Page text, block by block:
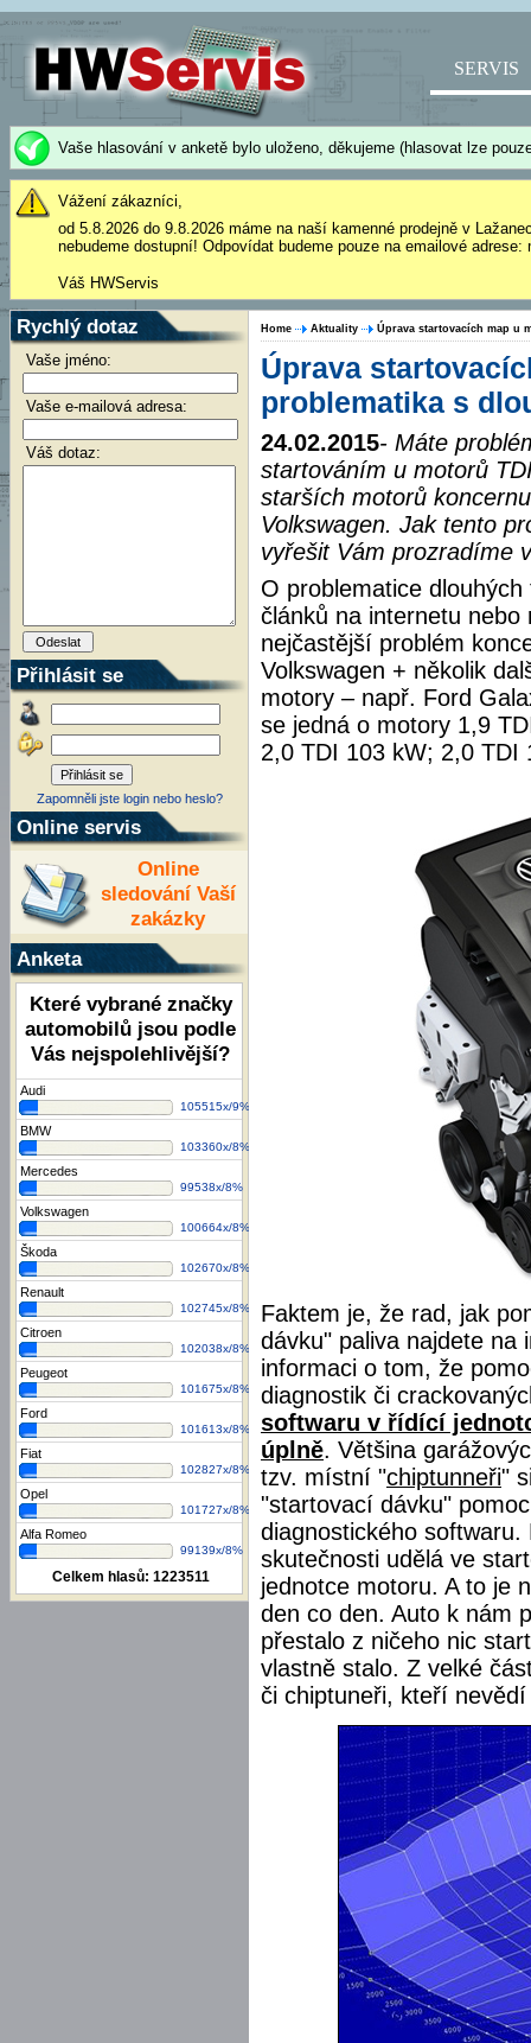
SERVIS
Vaše hlasování v anketě bylo uloženo, děkujeme (hlasovat lze
Vážení zákazníci,
od 5.8.2026 do 9.8.2026 máme na naší kamenné prodejně v
nebudeme dostupní! Odpovídat budeme pouze na emailové
Váš HWServis
Rychlý dotaz
Vaše jméno:
Vaše e-mailová adresa:
Váš dotaz:
Přihlásit se
Zapomněli jste login nebo heslo?
Online servis
Online
sledování Vaší
zakázky
Anketa
Které vybrané značky
automobilů jsou podle
Vás nejspolehlivější?
Audi
105515x/9%
BMW
103360x/8%
Mercedes
99538x/8%
Volkswagen
100664x/8%
Škoda
102670x/8%
Renault
102745x/8%
Citroen
102038x/8%
Peugeot
101675x/8%
Ford
101613x/8%
Fiat
102827x/8%
Opel
101727x/8%
Alfa Romeo
99139x/8%
Celkem hlasů: 1223511
Home Aktuality Úprava startovacích map u
Úprava
problematika s
24.02.2015- Máte
startováním u motorů
starších motorů
Volkswagen. Jak tento
vyřešit Vám prozradíme
O problematice
článků na internetu
nejčastější problém
Volkswagen + několik
motory – např. Ford
se jedná o motory 1,9
2,0 TDI 103 kW; 2,0 TDI
Faktem je, že rad, jak
dávku" paliva najdete na
informaci o tom, že
diagnostik či
softwaru v řídící
úplně. Většina
tzv. místní "chiptunneři"
"startovací dávku"
diagnostického
skutečnosti udělá ve
jednotce motoru. A to je
den co den. Auto k nám
přestalo z ničeho nic
vlastně stalo. Z velké
či chiptuneři, kteří